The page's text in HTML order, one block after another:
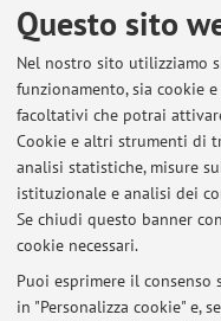
Questo sito
Nel nostro sito utilizziamo
funzionamento, sia cookie
facoltativi che potrai
Cookie e altri strumenti di
analisi statistiche, misure
istituzionale e analisi dei
Se chiudi questo banner
cookie necessari.
Puoi esprimere il
in "Personalizza cookie" e,
E-mail:
Dipartimento di
Viale del